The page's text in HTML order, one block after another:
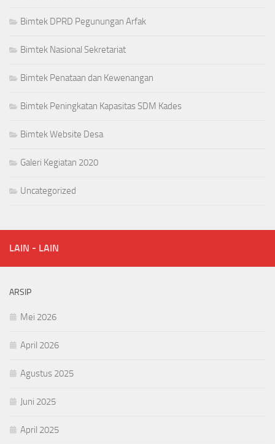
Bimtek DPRD Pegunungan Arfak
Bimtek Nasional Sekretariat
Bimtek Penataan dan Kewenangan
Bimtek Peningkatan Kapasitas SDM Kades
Bimtek Website Desa
Galeri Kegiatan 2020
Uncategorized
LAIN - LAIN
ARSIP
Mei 2026
April 2026
Agustus 2025
Juni 2025
April 2025